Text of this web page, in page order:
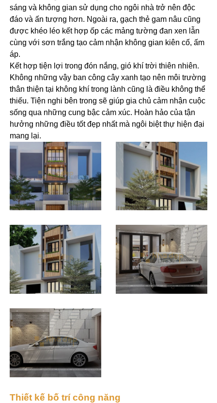
sáng và không gian sử dụng cho ngôi nhà trở nên độc
đáo và ấn tượng hơn. Ngoài ra, gạch thẻ gam nâu cũng
được khéo léo kết hợp ốp các mảng tường đan xen lẫn
cùng với sơn trắng tạo cảm nhận không gian kiên cố, ấm
áp.
Kết hợp tiện lợi trong đón nắng, gió khí trời thiên nhiên.
Không những vậy ban công cây xanh tạo nên môi trường
thân thiện tại không khí trong lành cũng là điều không thể
thiếu. Tiện nghi bên trong sẽ giúp gia chủ cảm nhận cuộc
sống qua những cung bậc cảm xúc. Hoàn hảo của tận
hưởng những điều tốt đẹp nhất mà ngôi biệt thự hiện đại
mang lại.
Thiết kế bố trí công năng